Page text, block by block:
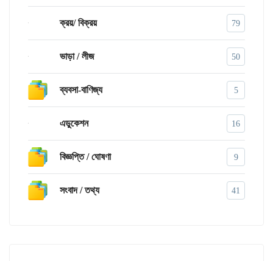
ক্রয়/ বিক্রয় 79
ভাড়া / লীজ 50
ব্যবসা-বাণিজ্য 5
এডুকেশন 16
বিজ্ঞপ্তি / ঘোষণা 9
সংবাদ / তথ্য 41